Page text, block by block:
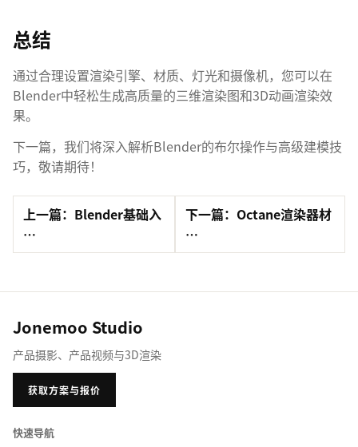
总结
通过合理设置渲染引擎、材质、灯光和摄像机，您可以在
Blender中轻松生成高质量的三维渲染图和3D动画渲染效
果。
下一篇，我们将深入解析Blender的布尔操作与高级建模技
巧，敬请期待！
上一篇：Blender基础入
…
下一篇：Octane渲染器材
…
Jonemoo Studio
产品摄影、产品视频与3D渲染
获取方案与报价
快速导航